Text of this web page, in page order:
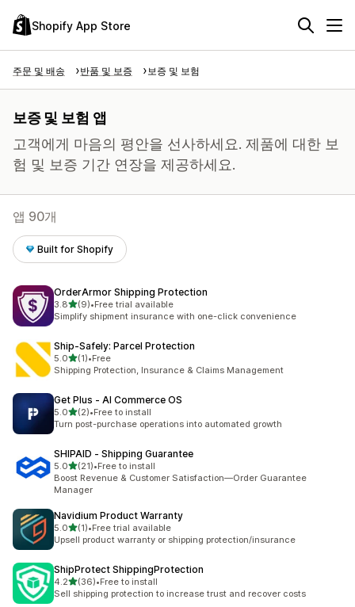
Shopify App Store
주문 및 배송 반품 및 보증 보증 및 보험
보증 및 보험 앱
고객에게 마음의 평안을 선사하세요. 제품에 대한 보
험 및 보증 기간 연장을 제공하세요.
앱 90개
Built for Shopify
OrderArmor Shipping Protection
3.8별 5개 중
(9)
총 리뷰 9개
•Free trial available
Simplify shipment insurance with one-click convenience
Ship‑Safely: Parcel Protection
5.0별 5개 중
(1)
총 리뷰 1개
•Free
Shipping Protection, Insurance & Claims Management
Get Plus ‑ AI Commerce OS
5.0별 5개 중
(2)
총 리뷰 2개
•Free to install
Turn post-purchase operations into automated growth
SHIPAID ‑ Shipping Guarantee
5.0별 5개 중
(21)
총 리뷰 21개
•Free to install
Boost Revenue & Customer Satisfaction—Order Guarantee
Manager
Navidium Product Warranty
5.0별 5개 중
(1)
총 리뷰 1개
•Free trial available
Upsell product warranty or shipping protection/insurance
ShipProtect ShippingProtection
4.2별 5개 중
(36)
총 리뷰 36개
•Free to install
Sell shipping protection to increase trust and recover costs